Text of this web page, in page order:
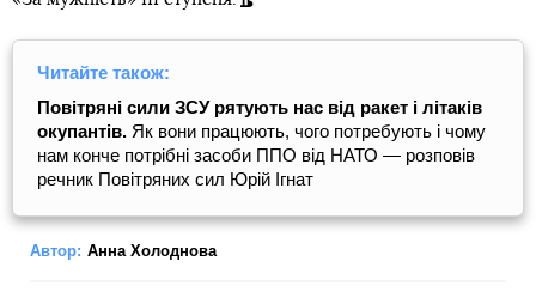
Читайте також:
Повітряні сили ЗСУ рятують нас від ракет і літаків
окупантів. Як вони працюють, чого потребують і чому
нам конче потрібні засоби ППО від НАТО — розповів
речник Повітряних сил Юрій Ігнат
Автор: Анна Холоднова